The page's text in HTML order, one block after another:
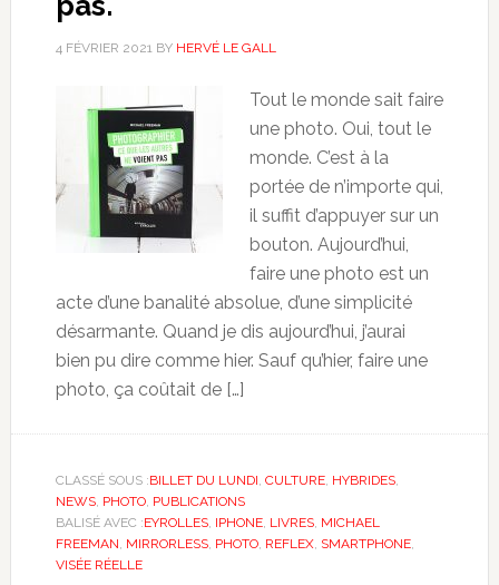
4 FÉVRIER 2021 BY HERVÉ LE GALL
Tout le monde sait faire
une photo. Oui, tout le
monde. C’est à la
portée de n’importe qui,
il suffit d’appuyer sur un
bouton. Aujourd’hui,
faire une photo est un
acte d’une banalité absolue, d’une simplicité
désarmante. Quand je dis aujourd’hui, j’aurai
bien pu dire comme hier. Sauf qu’hier, faire une
photo, ça coûtait de […]
CLASSÉ SOUS :BILLET DU LUNDI CULTURE, HYBRIDES,
NEWS, PHOTO, PUBLICATIONS
BALISÉ AVEC :EYROLLES, IPHONE, LIVRES, MICHAEL
FREEMAN MIRRORLESS, PHOTO, REFLEX, SMARTPHONE,
VISÉE RÉELLE